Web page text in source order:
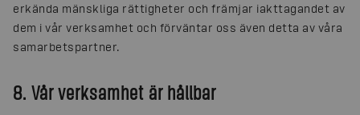
erkända mänskliga rättigheter och främjar iakttagandet av
dem i vår verksamhet och förväntar oss även detta av våra
samarbetspartner.
8. Vår verksamhet är hållbar